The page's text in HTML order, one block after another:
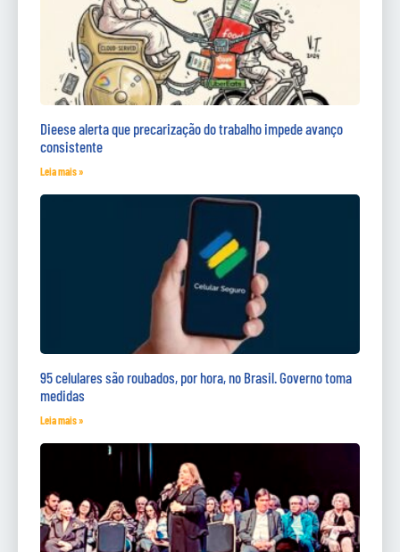
Dieese alerta que precarização do trabalho impede avanço
consistente
Leia mais »
95 celulares são roubados, por hora, no Brasil. Governo toma
medidas
Leia mais »